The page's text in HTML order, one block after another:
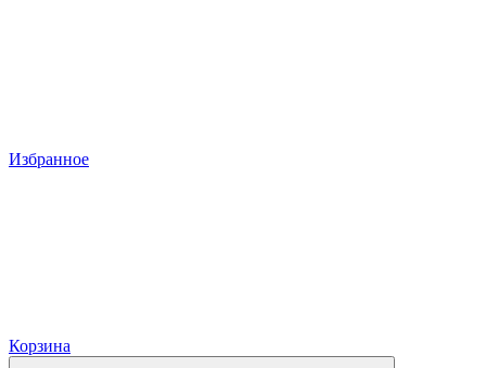
Избранное
Корзина